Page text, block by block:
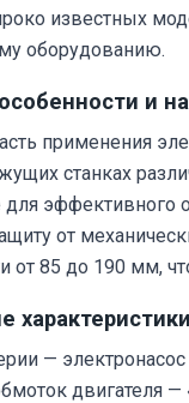
известных
оборудованию.
и
применения
станках
эффективного
от
от 85 до 190 мм,
—
двигателя —